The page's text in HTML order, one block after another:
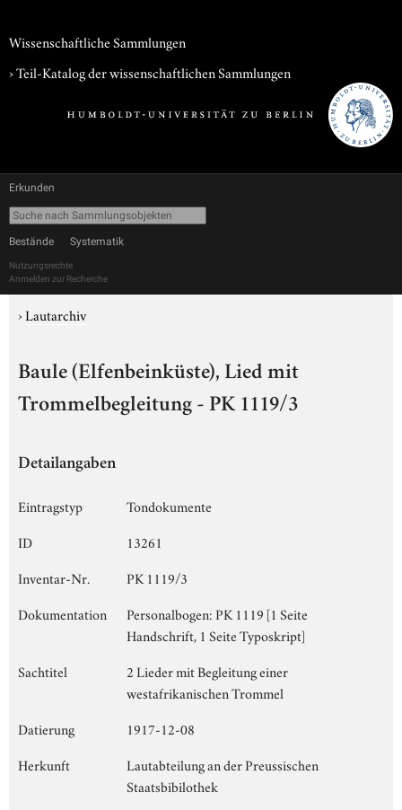
Wissenschaftliche Sammlungen
› Teil-Katalog der wissenschaftlichen Sammlungen
Erkunden
Bestände Systematik
Nutzungsrechte
Anmelden zur Recherche
›Lautarchiv
Baule (Elfenbeinküste), Lied mit
Trommelbegleitung - PK 1119/3
Detailangaben
Eintragstyp
Tondokumente
ID
13261
Inventar-Nr.
PK 1119/3
Dokumentation
Personalbogen: PK 1119 [1 Seite
Handschrift, 1 Seite Typoskript]
Sachtitel
2 Lieder mit Begleitung einer
westafrikanischen Trommel
Datierung
1917-12-08
Herkunft
Lautabteilung an der Preussischen
Staatsbibilothek